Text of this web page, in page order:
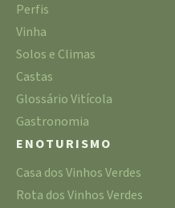
Perfis
Vinha
Solos e Climas
Castas
Glossário Vitícola
Gastronomia
ENOTURISMO
Casa dos Vinhos Verdes
Rota dos Vinhos Verdes